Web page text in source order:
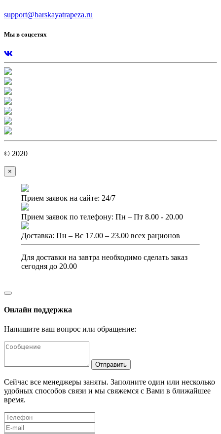
support@barskayatrapeza.ru
Мы в соцсетях
© 2020
×
Прием заявок на сайте: 24/7
Прием заявок по телефону: Пн – Пт 8.00 - 20.00
Доставка: Пн – Вс 17.00 – 23.00 всех рационов
Для доставки на завтра необходимо сделать заказ
сегодня до 20.00
Онлайн поддержка
Напишите ваш вопрос или обращение:
Отправить
Сейчас все менеджеры заняты. Заполните один или несколько
удобных способов связи и мы свяжемся с Вами в ближайшее
время.